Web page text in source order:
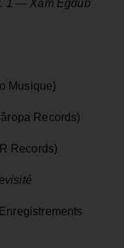
1 — Xam Egdub
Musique)
Records)
Records)